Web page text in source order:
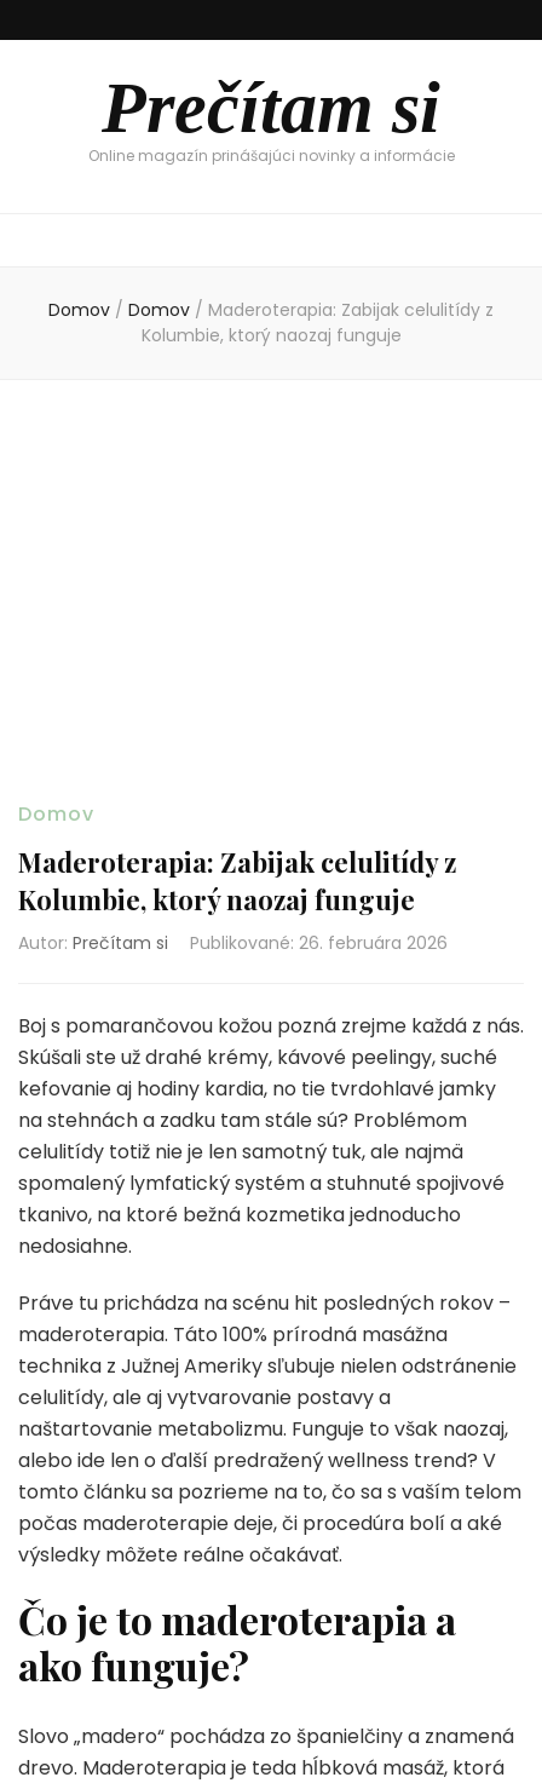
Prečítam si
Online magazín prinášajúci novinky a informácie
Domov / Domov / Maderoterapia: Zabijak celulitídy z
Kolumbie, ktorý naozaj funguje
Domov
Maderoterapia: Zabijak celulitídy z
Kolumbie, ktorý naozaj funguje
Autor: Prečítam si Publikované: 26. februára 2026
Boj s pomarančovou kožou pozná zrejme každá z nás.
Skúšali ste už drahé krémy, kávové peelingy, suché
kefovanie aj hodiny kardia, no tie tvrdohlavé jamky
na stehnách a zadku tam stále sú? Problémom
celulitídy totiž nie je len samotný tuk, ale najmä
spomalený lymfatický systém a stuhnuté spojivové
tkanivo, na ktoré bežná kozmetika jednoducho
nedosiahne.
Práve tu prichádza na scénu hit posledných rokov –
maderoterapia. Táto 100% prírodná masážna
technika z Južnej Ameriky sľubuje nielen odstránenie
celulitídy, ale aj vytvarovanie postavy a
naštartovanie metabolizmu. Funguje to však naozaj,
alebo ide len o ďalší predražený wellness trend? V
tomto článku sa pozrieme na to, čo sa s vaším telom
počas maderoterapie deje, či procedúra bolí a aké
výsledky môžete reálne očakávať.
Čo je to maderoterapia a
ako funguje?
Slovo „madero“ pochádza zo španielčiny a znamená
drevo. Maderoterapia je teda hĺbková masáž, ktorá